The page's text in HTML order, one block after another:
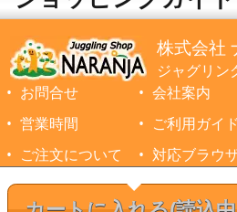
株式会社
ジャグリン
お問合せ
会社案内
営業時間
ご利用ガイド
ご注文について
対応ブラウ
©1999-2026 NARANJA Inc.